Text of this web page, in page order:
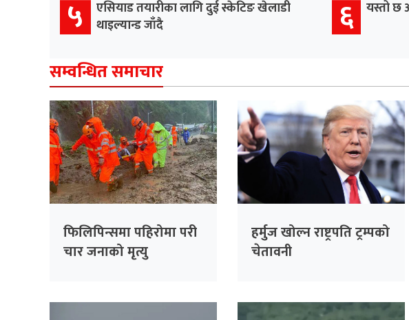
५ एसियाड तयारीका लागि दुई स्केटिङ खेलाडी
थाइल्यान्ड जाँदै
६ यस्तो छ
सम्वन्धित समाचार
फिलिपिन्समा पहिरोमा परी
चार जनाको मृत्यु
हर्मुज खोल्न राष्ट्रपति ट्रम्पको
चेतावनी